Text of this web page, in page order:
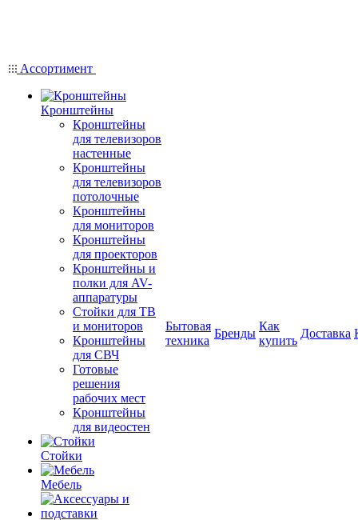
Ассортимент
Кронштейны
Кронштейны
для телевизоров
настенные
Кронштейны
для телевизоров
потолочные
Кронштейны
для мониторов
Кронштейны
для проекторов
Кронштейны и
полки для AV-
аппаратуры
Стойки для ТВ
и мониторов
Кронштейны
для СВЧ
Готовые
решения
рабочих мест
Кронштейны
для видеостен
Стойки
Мебель
Бытовая
техника
Бренды
Как
купить
Доставка